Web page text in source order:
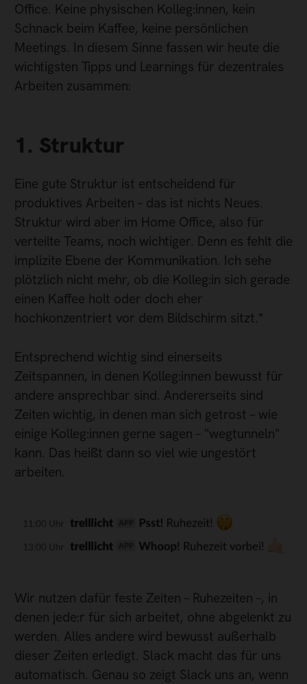
Office. Keine physischen Kolleg:innen, kein
Schnack beim Kaffee, keine persönlichen
Meetings. In diesem Sinne fassen wir heute die
wichtigsten Tipps und Learnings für dezentrales
Arbeiten zusammen:
1. Struktur
Eine gute Struktur ist entscheidend für
produktives Arbeiten – das ist nichts Neues.
Struktur wird aber im Home Office, also für
verteilte Teams, noch wichtiger. Denn es fehlt die
implizite Ebene der Kommunikation. Ich sehe
plötzlich nicht mehr, ob die Kolleg:in sich gerade
einen Kaffee holt oder doch eher
hochkonzentriert vor dem Bildschirm sitzt.*
Entsprechend wichtig sind einerseits
Zeitspannen, in denen Kolleg:innen bewusst für
andere ansprechbar sind. Andererseits sind
Zeiten wichtig, in denen man sich getrost – wie
einige Kolleg:innen gerne sagen – "wegtunneln"
kann. Das heißt dann so viel wie ungestört
arbeiten.
Wir nutzen dafür feste Zeiten – Ruhezeiten –, in
denen jede:r für sich arbeitet, ohne abgelenkt zu
werden. Alles andere wird bewusst außerhalb
dieser Zeiten erledigt. Slack macht das für uns
automatisch. Genau so zeigt Slack uns an, wenn